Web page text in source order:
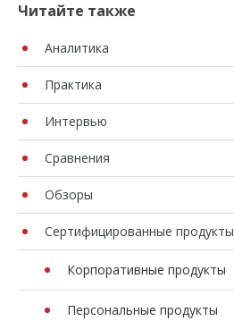
Читайте также
Аналитика
Практика
Интервью
Сравнения
Обзоры
Сертифицированные продукты
Корпоративные продукты
Персональные продукты